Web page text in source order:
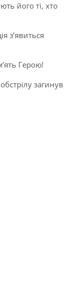
його ті, хто
з’явиться
Герою!